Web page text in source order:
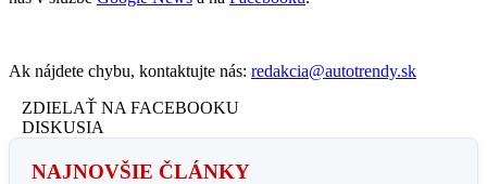
Ak nájdete chybu, kontaktujte nás: redakcia@autotrendy.sk
ZDIELAŤ NA FACEBOOKU
DISKUSIA
NAJNOVŠIE ČLÁNKY